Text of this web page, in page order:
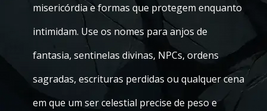
misericórdia e formas que protegem enquanto
intimidam. Use os nomes para anjos de
fantasia, sentinelas divinas, NPCs, ordens
sagradas, escrituras perdidas ou qualquer cena
em que um ser celestial precise de peso e